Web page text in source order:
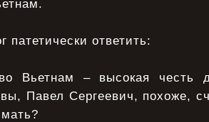
патетически ответить:
Вьетнам – высокая честь
Павел Сергеевич, похоже,